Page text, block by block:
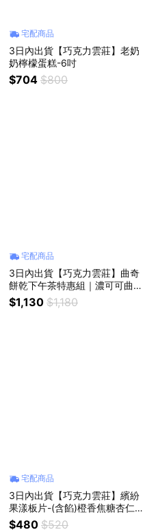
宅配商品
3日內出貨【巧克力雲莊】老奶
奶檸檬蛋糕-6吋
$704 $800
宅配商品
3日內出貨【巧克力雲莊】曲奇
餅乾下午茶特惠組｜濃可可曲奇
餅乾＋經典原味曲奇餅乾＋天然
可可茶
$1,130 $1,180
宅配商品
3日內出貨【巧克力雲莊】繽紛
果漾板片-(含餡)橙香焦糖杏仁豆
黑巧克力
$480 $520